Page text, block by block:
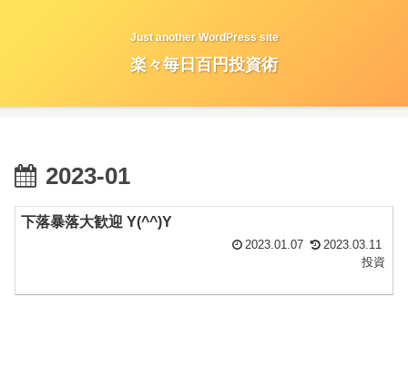
Just another WordPress site
楽々毎日百円投資術
2023-01
下落暴落大歓迎 Y(^^)Y
2023.01.07
2023.03.11
投資